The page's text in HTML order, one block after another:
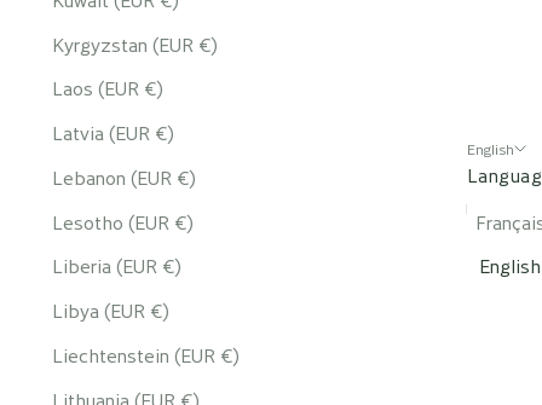
Kyrgyzstan (EUR €)
Laos (EUR €)
Latvia (EUR €)
Lebanon (EUR €)
Lesotho (EUR €)
Liberia (EUR €)
Libya (EUR €)
Liechtenstein (EUR €)
Lithuania (EUR €)
English
English